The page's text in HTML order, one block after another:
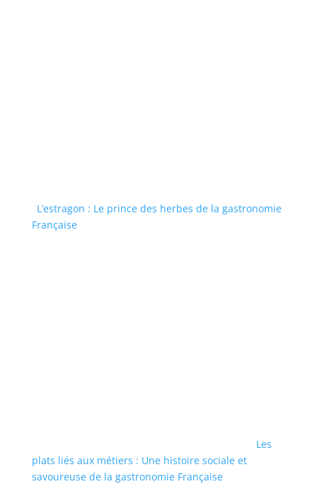
L’estragon : Le prince des herbes de la gastronomie
Française
Les
plats liés aux métiers : Une histoire sociale et
savoureuse de la gastronomie Française